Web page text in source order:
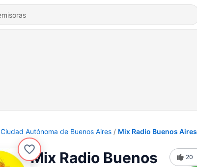
Ciudad Autónoma de Buenos Aires Mix Radio Buenos Aires
Mix Radio Buenos
20